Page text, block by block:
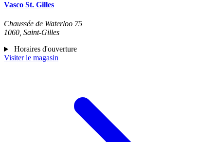
Vasco St. Gilles
Chaussée de Waterloo 75
1060, Saint-Gilles
Horaires d'ouverture
Visiter le magasin